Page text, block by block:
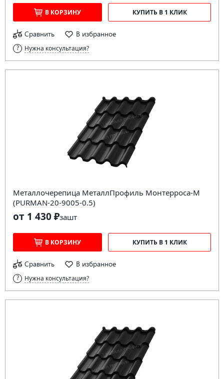
В КОРЗИНУ КУПИТЬ В 1 КЛИК
Сравнить В избранное
Нужна консультация?
Металлочерепица МеталлПрофиль Монтерроса-M
(PURMAN-20-9005-0.5)
от 1 430 ₽зашт
В КОРЗИНУ КУПИТЬ В 1 КЛИК
Сравнить В избранное
Нужна консультация?